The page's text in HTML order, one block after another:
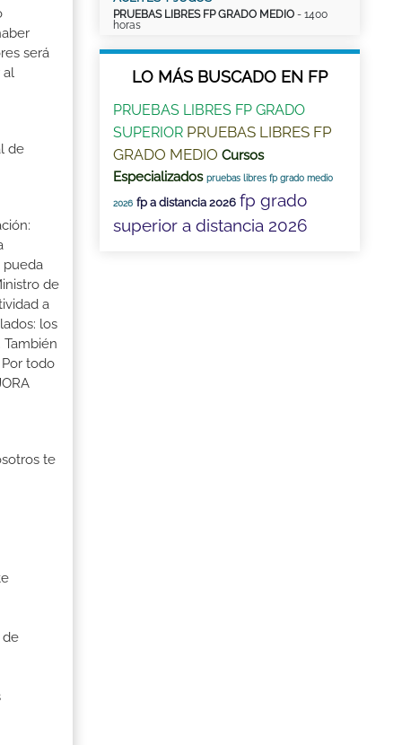
será
al
de
pueda
de
a
los
todo
te
de
PRUEBAS LIBRES FP GRADO MEDIO - 1400
horas
LO MÁS BUSCADO EN FP
PRUEBAS LIBRES FP GRADO
SUPERIOR PRUEBAS LIBRES FP
GRADO MEDIO Cursos
Especializados pruebas libres fp grado medio
2026 fp a distancia 2026 fp grado
superior a distancia 2026